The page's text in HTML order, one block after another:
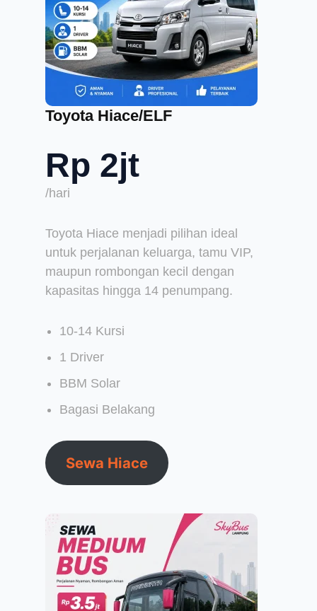
Toyota Hiace/ELF
Rp 2jt
/hari
Toyota Hiace menjadi pilihan ideal
untuk perjalanan keluarga, tamu VIP,
maupun rombongan kecil dengan
kapasitas hingga 14 penumpang.
10-14 Kursi
1 Driver
BBM Solar
Bagasi Belakang
Sewa Hiace